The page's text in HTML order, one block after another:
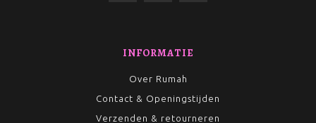
INFORMATIE
Over Rumah
Contact & Openingstijden
Verzenden & retourneren